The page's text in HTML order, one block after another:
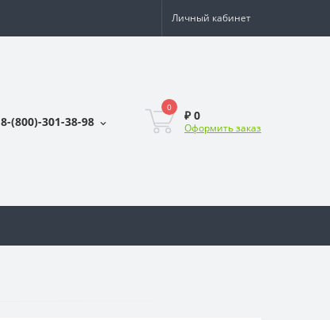
Личный кабинет
8-(800)-301-38-98
0
₽ 0
Оформить заказ